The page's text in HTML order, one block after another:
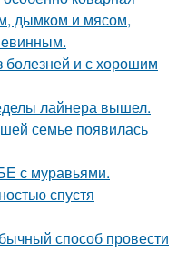
дымком и мясом,
болезней и с хорошим
лайнера вышел.
семье появилась
с муравьями.
спустя
способ провести